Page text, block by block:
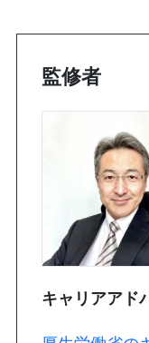
監修者
キャリアアド